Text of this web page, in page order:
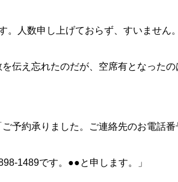
。人数申し上げておらず、すいません
え忘れたのだが、空席有となったの
予約承りました。ご連絡先のお電話番
1489です。●●と申します。」